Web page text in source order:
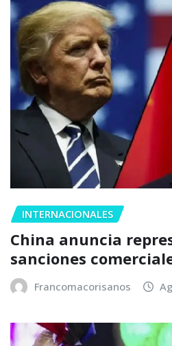
INTERNACIONALES
China anuncia
sanciones
Francomacorisanos